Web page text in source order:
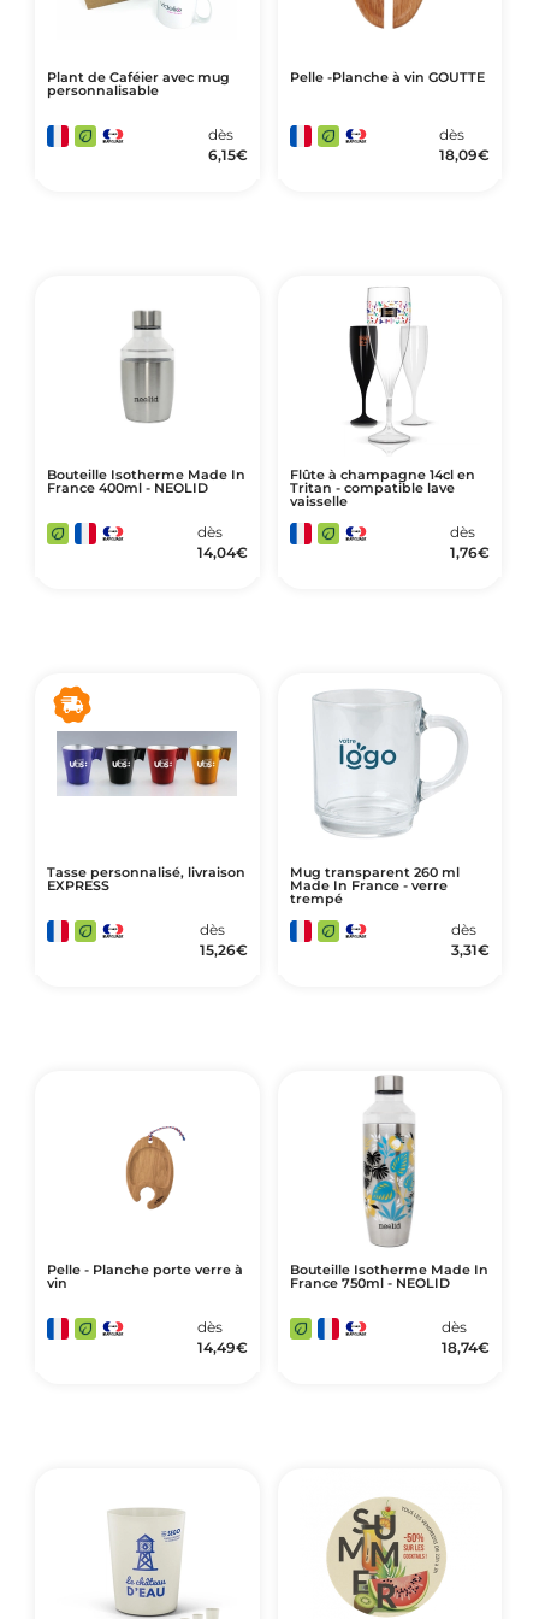
Plant de Caféier avec mug
personnalisable
dès
6,15€
Pelle -Planche à vin GOUTTE
dès
18,09€
Bouteille Isotherme Made In
France 400ml - NEOLID
dès
14,04€
Flûte à champagne 14cl en
Tritan - compatible lave
vaisselle
dès
1,76€
Tasse personnalisé, livraison
EXPRESS
dès
15,26€
Mug transparent 260 ml
Made In France - verre
trempé
dès
3,31€
Pelle - Planche porte verre à
vin
dès
14,49€
Bouteille Isotherme Made In
France 750ml - NEOLID
dès
18,74€